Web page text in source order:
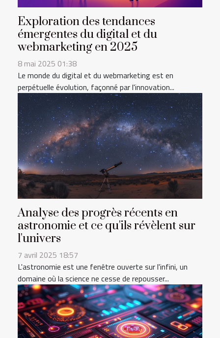
Exploration des tendances
émergentes du digital et du
webmarketing en 2025
8 mai 2025 01:38
Le monde du digital et du webmarketing est en
perpétuelle évolution, façonné par l'innovation...
Analyse des progrès récents en
astronomie et ce qu'ils révèlent sur
l'univers
7 avril 2025 18:57
L'astronomie est une fenêtre ouverte sur l'infini, un
domaine où la science ne cesse de repousser...